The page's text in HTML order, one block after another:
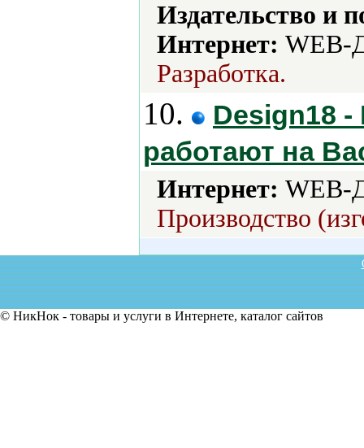
Издательство и
Интернет: WEB-
Разработка.
10.
Design18
работают на
Интернет: WEB-
Производство
© НикНок - товары и услуги в Интернете, каталог сайтов